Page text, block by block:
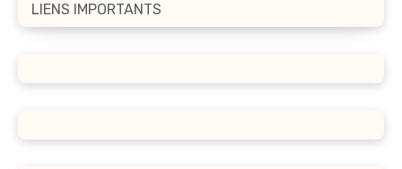
LIENS IMPORTANTS